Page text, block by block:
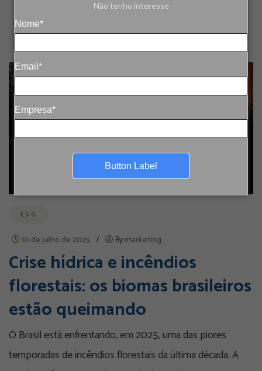
Não tenho interesse
Nome*
Email*
Empresa*
Button Label
ESG
10 de julho de 2025 / Bymarketing
Crise hídrica e incêndios
florestais: os biomas brasileiros
estão queimando
O Brasil está enfrentando, em 2025, uma das piores
temporadas de incêndios florestais da última década. A